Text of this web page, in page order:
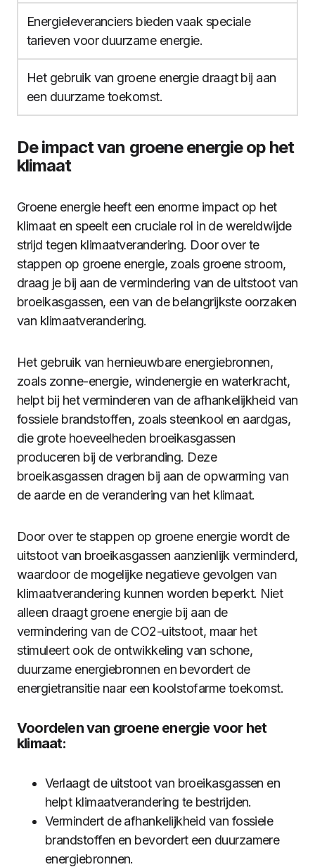
Energieleveranciers bieden vaak speciale
tarieven voor duurzame energie.
Het gebruik van groene energie draagt bij aan
een duurzame toekomst.
De impact van groene energie op het
klimaat
Groene energie heeft een enorme impact op het
klimaat en speelt een cruciale rol in de wereldwijde
strijd tegen klimaatverandering. Door over te
stappen op groene energie, zoals groene stroom,
draag je bij aan de vermindering van de uitstoot van
broeikasgassen, een van de belangrijkste oorzaken
van klimaatverandering.
Het gebruik van hernieuwbare energiebronnen,
zoals zonne-energie, windenergie en waterkracht,
helpt bij het verminderen van de afhankelijkheid van
fossiele brandstoffen, zoals steenkool en aardgas,
die grote hoeveelheden broeikasgassen
produceren bij de verbranding. Deze
broeikasgassen dragen bij aan de opwarming van
de aarde en de verandering van het klimaat.
Door over te stappen op groene energie wordt de
uitstoot van broeikasgassen aanzienlijk verminderd,
waardoor de mogelijke negatieve gevolgen van
klimaatverandering kunnen worden beperkt. Niet
alleen draagt groene energie bij aan de
vermindering van de CO2-uitstoot, maar het
stimuleert ook de ontwikkeling van schone,
duurzame energiebronnen en bevordert de
energietransitie naar een koolstofarme toekomst.
Voordelen van groene energie voor het
klimaat:
Verlaagt de uitstoot van broeikasgassen en
helpt klimaatverandering te bestrijden.
Vermindert de afhankelijkheid van fossiele
brandstoffen en bevordert een duurzamere
energiebronnen.